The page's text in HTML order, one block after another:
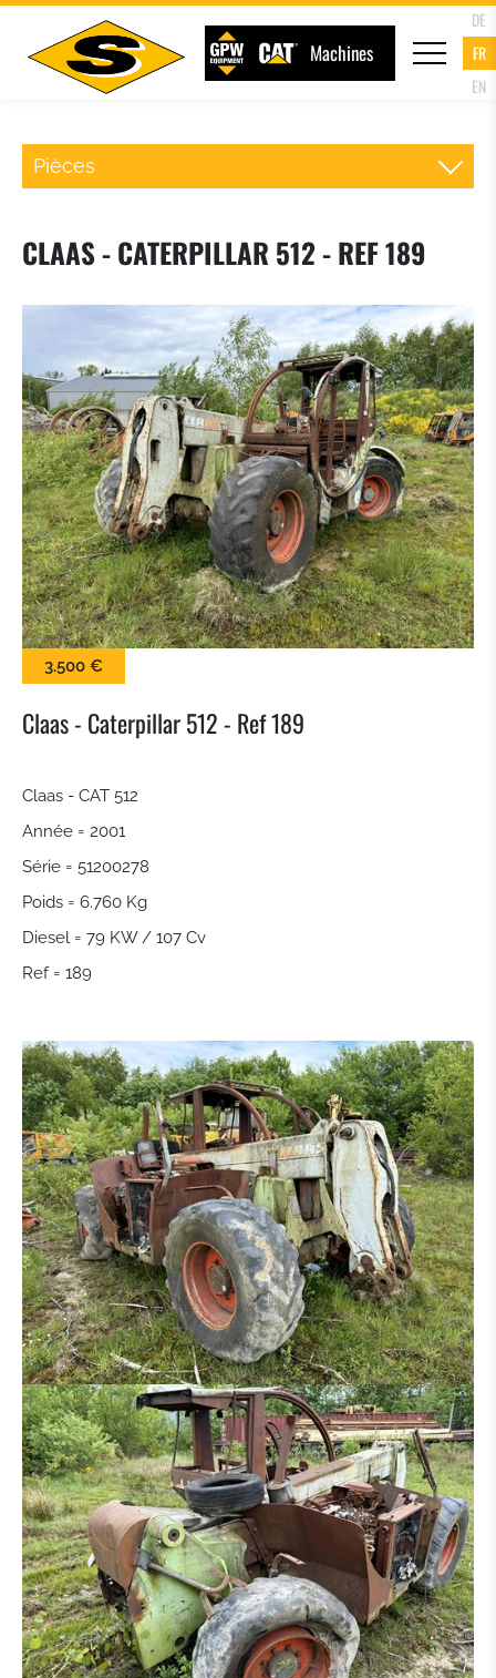
Machines
DE
FR
EN
Pièces
GODET DU CHARGEUR
GODET 4 EN 1
GODET A HAUT DEVERSEMENT
BALAI
LAME À NEIGE
PINCES À BALLES
KROKODILGEBISS PINCE
ATTACHE RAPIDE
TILTROTATEUR
GODET DE TERRASSEMENT
GODET DE CURRAGE HYDR
PLATIN POUR MARTEAU - GRAPPIN - ETC.
PINCE À TRIE
PINCE À GRAB
RÂTEAU
MARTEAU PIQUEUR
PINCE BOIS
RIPPER
ADAPTATEUR
PNEUS / JANTE
CLAAS - CATERPILLAR 512 - REF 189
3.500 €
Claas - Caterpillar 512 - Ref 189
Claas - CAT 512
Année = 2001
Série = 51200278
Poids = 6.760 Kg
Diesel = 79 KW / 107 Cv
Ref = 189